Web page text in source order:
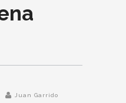
Juan Garrido